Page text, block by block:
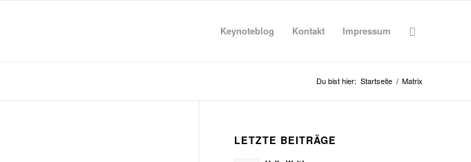
Keynoteblog Kontakt Impressum
Du bist hier: Startseite / Matrix
LETZTE BEITRÄGE